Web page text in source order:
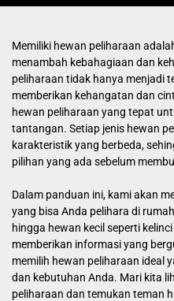
Memiliki hewan peliharaan
menambah kebahagiaan dan
peliharaan tidak hanya menjadi
memberikan kehangatan dan
hewan peliharaan yang tepat
tantangan. Setiap jenis hewan
karakteristik yang berbeda,
pilihan yang ada sebelum
Dalam panduan ini, kami akan
yang bisa Anda pelihara di
hingga hewan kecil seperti
memberikan informasi yang
memilih hewan peliharaan ideal
dan kebutuhan Anda. Mari kita
peliharaan dan temukan teman